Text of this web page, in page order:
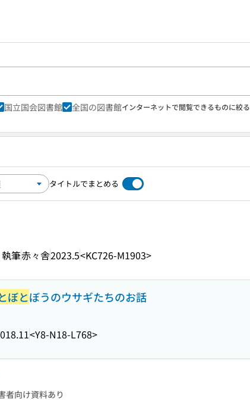
国立国会図書館 全国の図書館インターネットで閲覧できるものに絞る
タイトルでまとめる
筆赤々舎2023.5<KC726-M1903>
ぼとぼうのウサギたちのお話
<Y8-N18-L768>
者向け資料あり